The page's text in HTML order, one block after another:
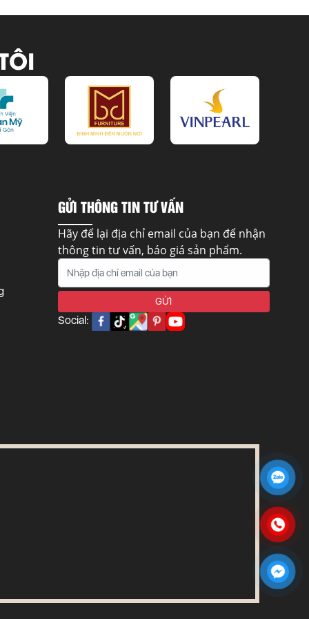
GỬI THÔNG TIN TƯ VẤN
Hãy để lại địa chỉ email của bạn để nhận
thông tin tư vấn, báo giá sản phẩm.
Social: